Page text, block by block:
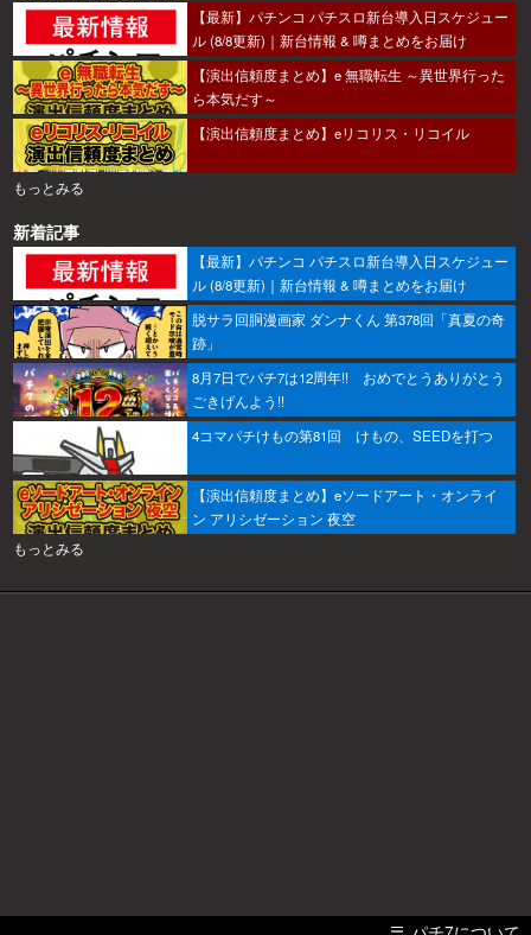
【最新】パチンコ パチスロ新台導入日スケジュー
ル (8/8更新)｜新台情報 & 噂まとめをお届け
【演出信頼度まとめ】e 無職転生 ～異世界行った
ら本気だす～
【演出信頼度まとめ】eリコリス・リコイル
もっとみる
新着記事
【最新】パチンコ パチスロ新台導入日スケジュー
ル (8/8更新)｜新台情報 & 噂まとめをお届け
脱サラ回胴漫画家 ダンナくん 第378回「真夏の奇
跡」
8月7日でパチ7は12周年!! おめでとうありがとう
ごきげんよう!!
4コマパチけもの第81回 けもの、SEEDを打つ
【演出信頼度まとめ】eソードアート・オンライ
ン アリシゼーション 夜空
もっとみる